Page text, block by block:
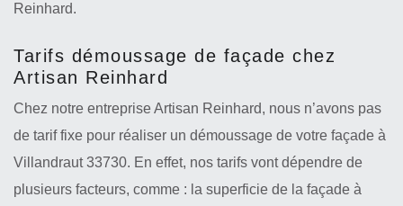
Reinhard.
Tarifs démoussage de façade chez
Artisan Reinhard
Chez notre entreprise Artisan Reinhard, nous n’avons pas
de tarif fixe pour réaliser un démoussage de votre façade à
Villandraut 33730. En effet, nos tarifs vont dépendre de
plusieurs facteurs, comme : la superficie de la façade à